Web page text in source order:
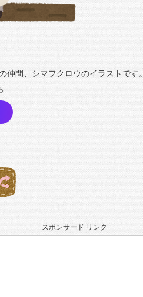
間、シマフクロウのイラストです。
スポンサード リンク